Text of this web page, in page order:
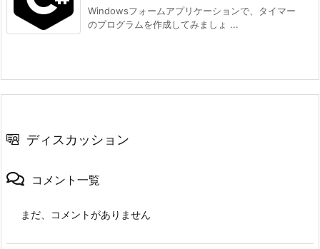
Windowsフォームアプリケーションで、タイマー
のプログラムを作成してみましょ ...
ディスカッション
コメント一覧
まだ、コメントがありません